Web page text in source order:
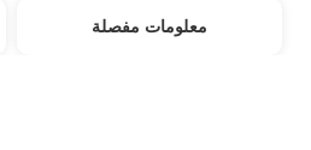
معلومات مفصلة